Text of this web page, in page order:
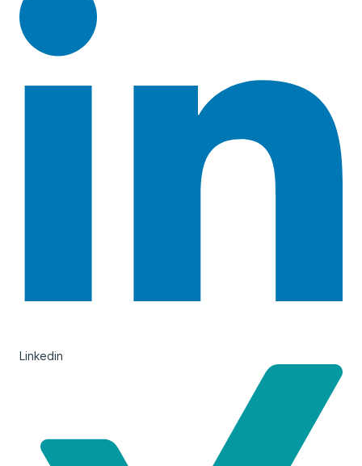
Linkedin